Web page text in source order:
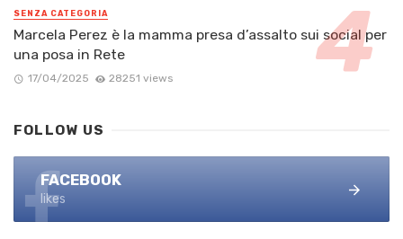
SENZA CATEGORIA
Marcela Perez è la mamma presa d’assalto sui social per
una posa in Rete
17/04/2025 28251 views
FOLLOW US
FACEBOOK
likes